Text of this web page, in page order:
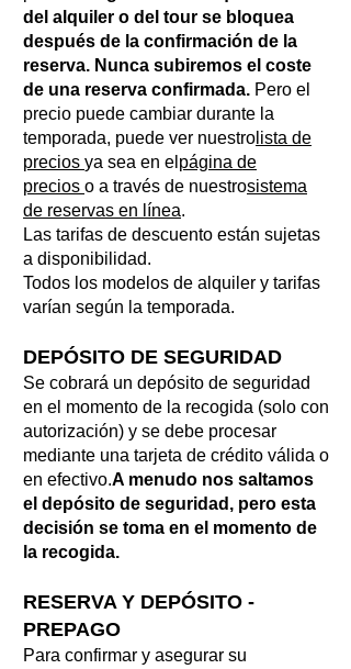
del alquiler o del tour se bloquea
después de la confirmación de la
reserva. Nunca subiremos el coste
de una reserva confirmada. Pero el
precio puede cambiar durante la
temporada, puede ver nuestro lista de
precios ya sea en el página de
precios o a través de nuestrosistema
de reservas en línea.
Las tarifas de descuento están sujetas
a disponibilidad.
Todos los modelos de alquiler y tarifas
varían según la temporada.
DEPÓSITO DE SEGURIDAD
Se cobrará un depósito de seguridad
en el momento de la recogida (solo con
autorización) y se debe procesar
mediante una tarjeta de crédito válida o
en efectivo.A menudo nos saltamos
el depósito de seguridad, pero esta
decisión se toma en el momento de
la recogida.
RESERVA Y DEPÓSITO -
PREPAGO
Para confirmar y asegurar su